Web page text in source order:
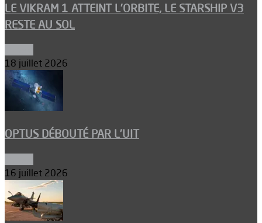
LE VIKRAM 1 ATTEINT L’ORBITE, LE STARSHIP V3
RESTE AU SOL
18 juillet 2026
OPTUS DÉBOUTÉ PAR L’UIT
16 juillet 2026